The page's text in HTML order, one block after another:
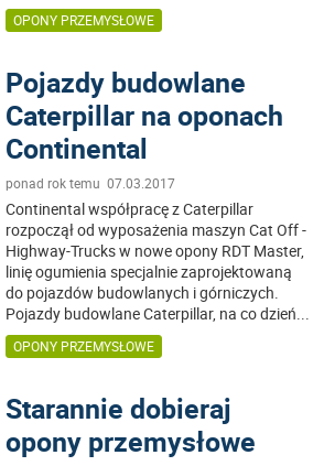
OPONY PRZEMYSŁOWE
Pojazdy budowlane
Caterpillar na oponach
Continental
ponad rok temu 07.03.2017
Continental współpracę z Caterpillar
rozpoczął od wyposażenia maszyn Cat Off -
Highway-Trucks w nowe opony RDT Master,
linię ogumienia specjalnie zaprojektowaną
do pojazdów budowlanych i górniczych.
Pojazdy budowlane Caterpillar, na co dzień...
OPONY PRZEMYSŁOWE
Starannie dobieraj
opony przemysłowe